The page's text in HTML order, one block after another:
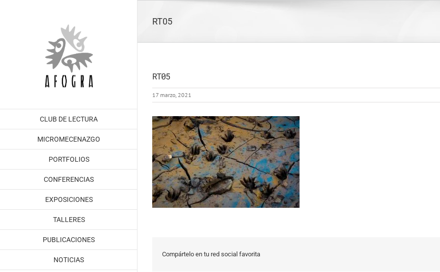
CLUB DE LECTURA
MICROMECENAZGO
PORTFOLIOS
CONFERENCIAS
EXPOSICIONES
TALLERES
PUBLICACIONES
NOTICIAS
RT05
RT05
17 marzo, 2021
Compártelo en tu red social favorita